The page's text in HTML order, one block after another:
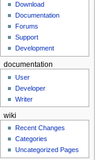
Download
Documentation
Forums
Support
Development
documentation
User
Developer
Writer
wiki
Recent Changes
Categories
Uncategorized Pages